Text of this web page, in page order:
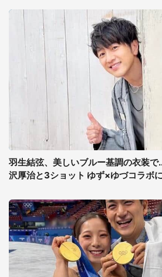
羽生結弦、美しいブルー基調の衣装
沢厚治と3ショット ゆず×ゆづコラボ